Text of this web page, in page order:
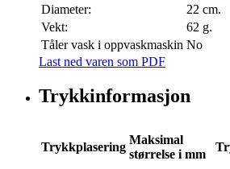
Diameter:
22 cm.
Vekt:
62 g.
Tåler vask i oppvaskmaskin No
Last ned varen som PDF
Trykkinformasjon
Trykkplasering
Maksimal
størrelse i mm